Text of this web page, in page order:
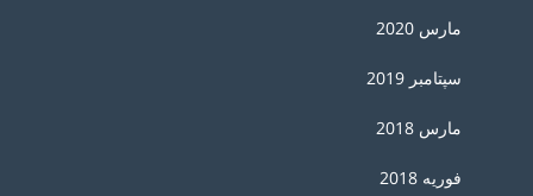
مارس 2020
سپتامبر 2019
مارس 2018
فوریه 2018